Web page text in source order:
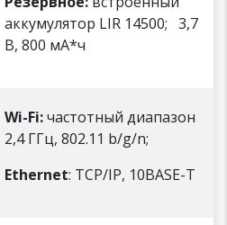
аккумулятор LIR 14500; 3,7
В, 800 мА*ч
Wi-Fi:частотный диапазон
2,4 ГГц, 802.11 b/g/n;
Ethernet: TCP/IP, 10BASE-T